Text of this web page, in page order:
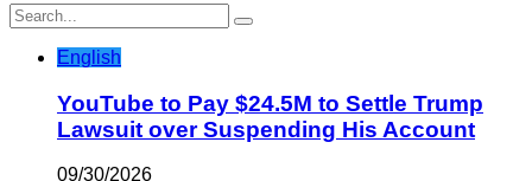
English
YouTube to Pay $24.5M to Settle Trump
Lawsuit over Suspending His Account
09/30/2026